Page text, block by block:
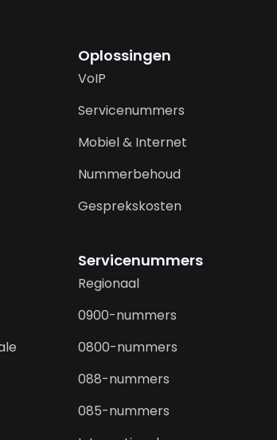
Oplossingen
VoIP
Servicenummers
Mobiel & Internet
Nummerbehoud
Gesprekskosten
Servicenummers
Regionaal
0900-nummers
0800-nummers
088-nummers
085-nummers